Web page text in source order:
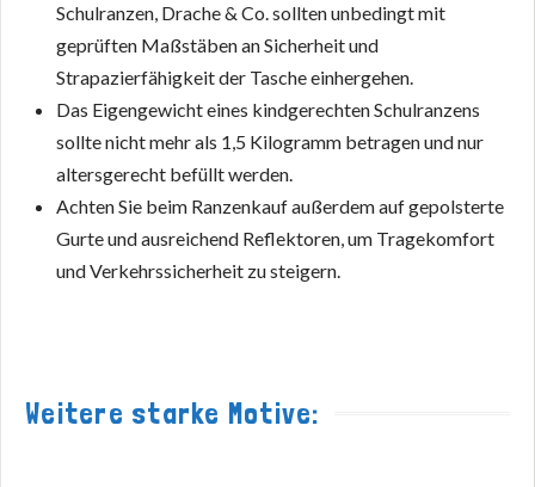
Schulranzen, Drache & Co. sollten unbedingt mit
geprüften Maßstäben an Sicherheit und
Strapazierfähigkeit der Tasche einhergehen.
Das Eigengewicht eines kindgerechten Schulranzens
sollte nicht mehr als 1,5 Kilogramm betragen und nur
altersgerecht befüllt werden.
Achten Sie beim Ranzenkauf außerdem auf gepolsterte
Gurte und ausreichend Reflektoren, um Tragekomfort
und Verkehrssicherheit zu steigern.
Weitere starke Motive: